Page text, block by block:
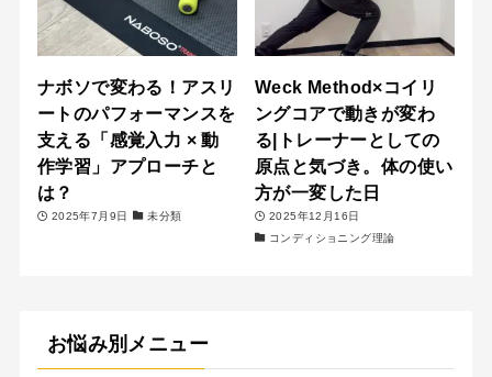
ナボソで変わる！アスリ
ートのパフォーマンスを
支える「感覚入力 × 動
作学習」アプローチと
は？
2025年7月9日 未分類
Weck Method×コイリ
ングコアで動きが変わ
る|トレーナーとしての
原点と気づき。体の使い
方が一変した日
2025年12月16日
コンディショニング理論
お悩み別メニュー